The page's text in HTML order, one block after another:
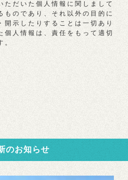
だいた個人情報に関しまして
ものであり、それ以外の目的に
開示したりすることは一切あり
個人情報は、責任をもって適切
。
のお知らせ